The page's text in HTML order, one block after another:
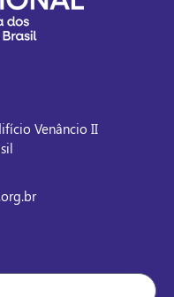
Venâncio II